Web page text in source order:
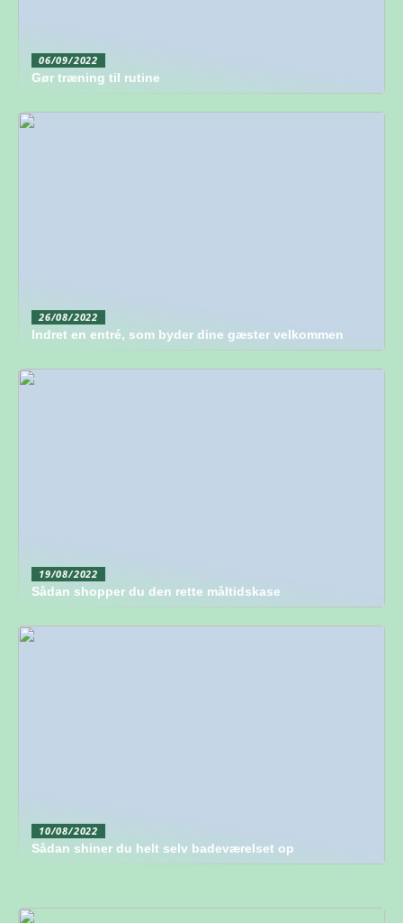
06/09/2022
Gør træning til rutine
26/08/2022
Indret en entré, som byder dine gæster velkommen
19/08/2022
Sådan shopper du den rette måltidskase
10/08/2022
Sådan shiner du helt selv badeværelset op